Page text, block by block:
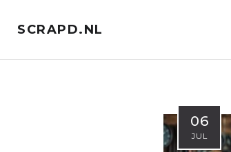
SCRAPD.NL
06
JUL